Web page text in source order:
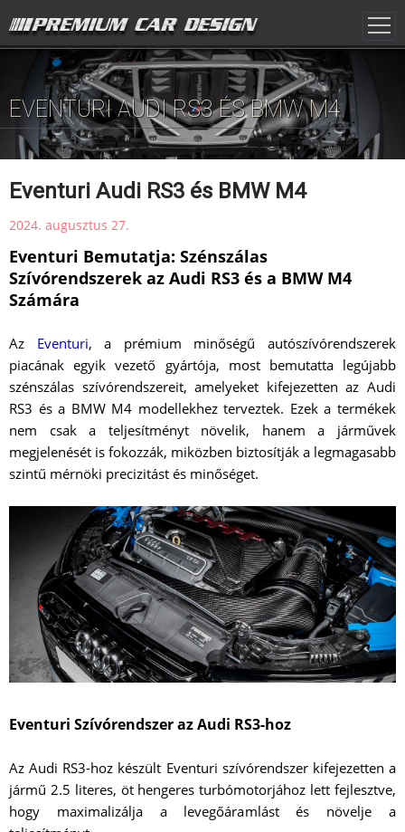
EVENTURI AUDI RS3 ÉS BMW M4
Eventuri Audi RS3 és BMW M4
2024. augusztus 27.
Eventuri Bemutatja: Szénszálas
Szívórendszerek az Audi RS3 és a BMW M4
Számára
Az Eventuri, a prémium minőségű autószívórendszerek
piacának egyik vezető gyártója, most bemutatta legújabb
szénszálas szívórendszereit, amelyeket kifejezetten az Audi
RS3 és a BMW M4 modellekhez terveztek. Ezek a termékek
nem csak a teljesítményt növelik, hanem a járművek
megjelenését is fokozzák, miközben biztosítják a legmagasabb
szintű mérnöki precizitást és minőséget.
Eventuri Szívórendszer az Audi RS3-hoz
Az Audi RS3-hoz készült Eventuri szívórendszer kifejezetten a
jármű 2.5 literes, öt hengeres turbómotorjához lett fejlesztve,
hogy maximalizálja a levegőáramlást és növelje a